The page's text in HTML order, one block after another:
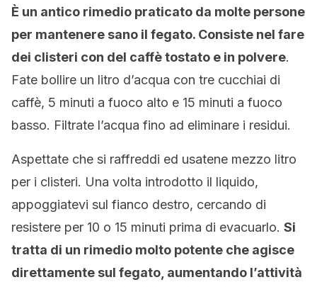
È un antico rimedio praticato da molte persone
per mantenere sano il fegato. Consiste nel fare
dei clisteri con del caffè tostato e in polvere.
Fate bollire un litro d’acqua con tre cucchiai di
caffè, 5 minuti a fuoco alto e 15 minuti a fuoco
basso. Filtrate l’acqua fino ad eliminare i residui.
Aspettate che si raffreddi ed usatene mezzo litro
per i clisteri. Una volta introdotto il liquido,
appoggiatevi sul fianco destro, cercando di
resistere per 10 o 15 minuti prima di evacuarlo. Si
tratta di un rimedio molto potente che agisce
direttamente sul fegato, aumentando l’attività